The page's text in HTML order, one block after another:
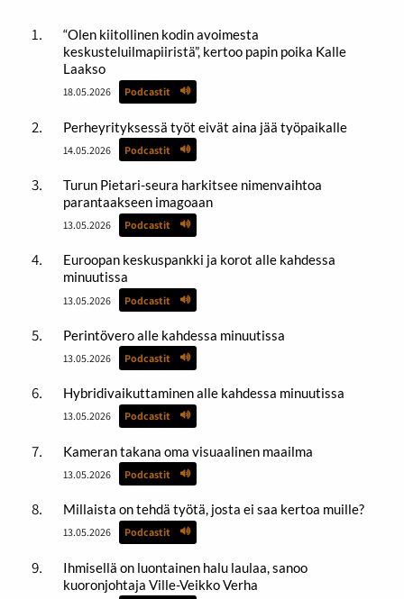
“Olen kiitollinen kodin avoimesta
keskusteluilmapiiristä”, kertoo papin poika Kalle
Laakso
18.05.2026 Podcastit
Perheyrityksessä työt eivät aina jää työpaikalle
14.05.2026 Podcastit
Turun Pietari-seura harkitsee nimenvaihtoa
parantaakseen imagoaan
13.05.2026 Podcastit
Euroopan keskuspankki ja korot alle kahdessa
minuutissa
13.05.2026 Podcastit
Perintövero alle kahdessa minuutissa
13.05.2026 Podcastit
Hybridivaikuttaminen alle kahdessa minuutissa
13.05.2026 Podcastit
Kameran takana oma visuaalinen maailma
13.05.2026 Podcastit
Millaista on tehdä työtä, josta ei saa kertoa muille?
13.05.2026 Podcastit
Ihmisellä on luontainen halu laulaa, sanoo
kuoronjohtaja Ville-Veikko Verha